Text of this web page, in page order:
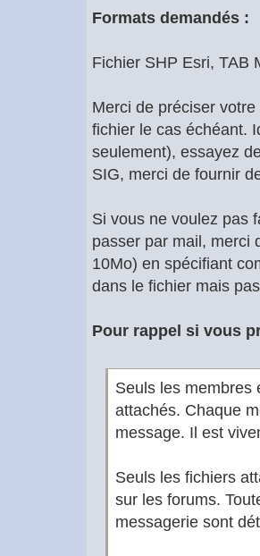
Formats demandés :
Fichier SHP Esri, TAB
Merci de préciser
fichier le cas échéant.
seulement), essayez
SIG, merci de fournir
Si vous ne voulez pas
passer par mail, merci
10Mo) en spécifiant
dans le fichier mais
Pour rappel si vous
Seuls les membres
attachés. Chaque
message. Il est
Seuls les fichiers
sur les forums.
messagerie sont